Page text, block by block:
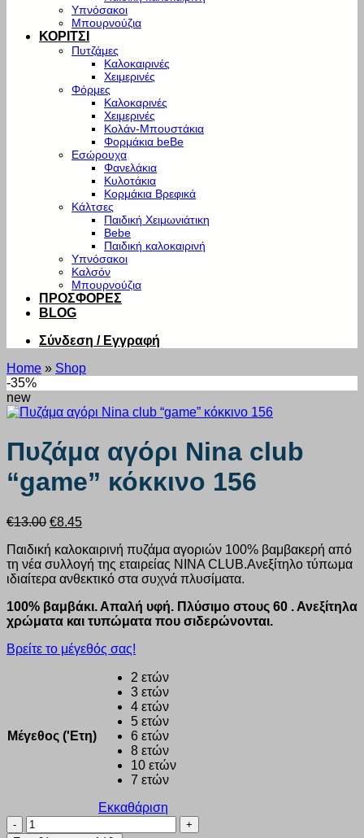
Υπνόσακοι
Μπουρνούζια
ΚΟΡΙΤΣΙ
Πυτζάμες
Καλοκαιρινές
Χειμερινές
Φόρμες
Καλοκαρινές
Χειμερινές
Κολάν-Μπουστάκια
Φορμάκια beBe
Εσώρουχα
Φανελάκια
Κυλοτάκια
Κορμάκια Βρεφικά
Κάλτσες
Παιδική Χειμωνιάτικη
Bebe
Παιδική καλοκαιρινή
Υπνόσακοι
Καλσόν
Μπουρνούζια
ΠΡΟΣΦΟΡΕΣ
BLOG
Σύνδεση / Εγγραφή
Home » Shop
-35%
new
Πυζάμα αγόρι Nina club
“game” κόκκινο 156
€13.00 Original
was:
€13.00.
€8.45Η
τιμή
είναι:
€8.45.
Παιδική καλοκαιρινή πυζάμα αγοριών 100% βαμβακερή από
τη νέα συλλογή της εταιρείας ΝΙΝΑ CLUB.Ανεξίτηλο τύπωμα
ιδιαίτερα ανθεκτικό στα συχνά πλυσίματα.
100% βαμβάκι. Απαλή υφή. Πλύσιμο στους 60 . Ανεξίτηλα
χρώματα και τυπώματα που σιδερώνονται.
Βρείτε το μέγεθός σας!
Μέγεθος ('Ετη)
2 ετών
3 ετών
4 ετών
5 ετών
6 ετών
8 ετών
10 ετών
7 ετών
Εκκαθάριση
Πυζάμα